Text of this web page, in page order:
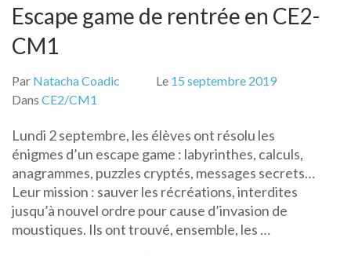
Escape game de rentrée en CE2-
CM1
Par Natacha Coadic Le 15 septembre 2019
Dans CE2/CM1
Lundi 2 septembre, les élèves ont résolu les
énigmes d’un escape game : labyrinthes, calculs,
anagrammes, puzzles cryptés, messages secrets…
Leur mission : sauver les récréations, interdites
jusqu’à nouvel ordre pour cause d’invasion de
moustiques. Ils ont trouvé, ensemble, les …